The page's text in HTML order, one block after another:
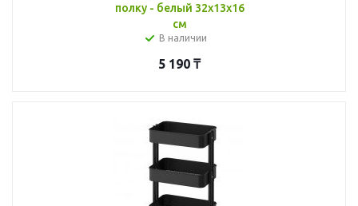
полку - белый 32x13x16
см
В наличии
5 190 ₸